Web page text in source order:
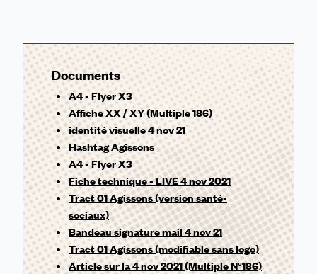
Documents
A4 - Flyer X3
Affiche XX / XY (Multiple 186)
identité visuelle 4 nov 21
Hashtag Agissons
A4 - Flyer X3
Fiche technique - LIVE 4 nov 2021
Tract 01 Agissons (version santé-
sociaux)
Bandeau signature mail 4 nov 21
Tract 01 Agissons (modifiable sans logo)
Article sur la 4 nov 2021 (Multiple N°186)